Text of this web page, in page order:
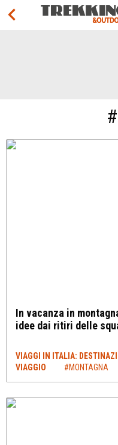
In vacanza in
idee dai ritiri delle
VIAGGI IN ITALIA:
VIAGGIO
#MONTAGNA